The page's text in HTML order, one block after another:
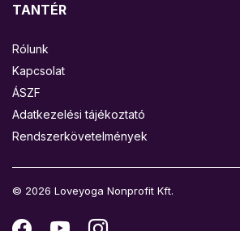
TANTÉR
Rólunk
Kapcsolat
ÁSZF
Adatkezelési tájékoztató
Rendszerkövetelmények
© 2026 Loveyoga Nonprofit Kft.